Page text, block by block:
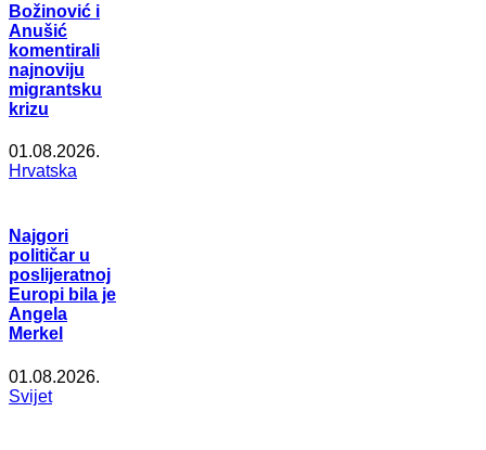
Božinović i
Anušić
komentirali
najnoviju
migrantsku
krizu
01.08.2026.
Hrvatska
Najgori
političar u
poslijeratnoj
Europi bila je
Angela
Merkel
01.08.2026.
Svijet